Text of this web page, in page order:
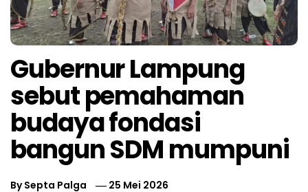
Gubernur Lampung
sebut pemahaman
budaya fondasi
bangun SDM mumpuni
BySepta Palga 25 Mei 2026